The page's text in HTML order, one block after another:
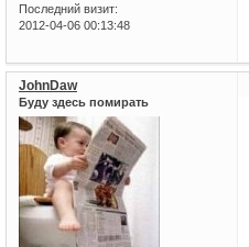
Последний визит:
2012-04-06 00:13:48
JohnDaw
Буду здесь помирать